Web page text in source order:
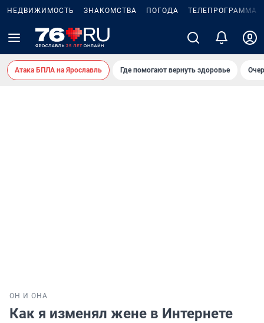
НЕДВИЖИМОСТЬ ЗНАКОМСТВА ПОГОДА ТЕЛЕПРОГРАММА
Атака БПЛА на Ярославль Где помогают вернуть здоровье
ОН И ОНА
Как я изменял жене в Интернете